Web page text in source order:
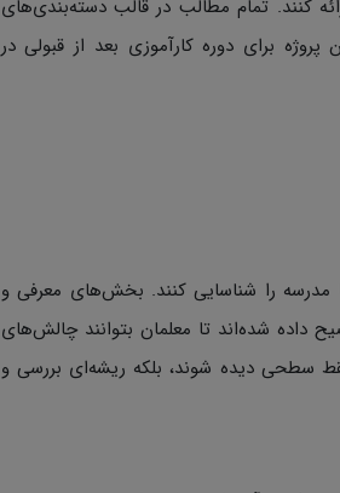
کنند. تمام مطالب در قالب دسته‌بندی‌های
برای دوره کارآموزی بعد از قبولی در
مدرسه را شناسایی کنند. بخش‌های معرفی و
داده شده‌اند تا معلمان بتوانند چالش‌های
سطحی دیده شوند، بلکه ریشه‌ای بررسی و